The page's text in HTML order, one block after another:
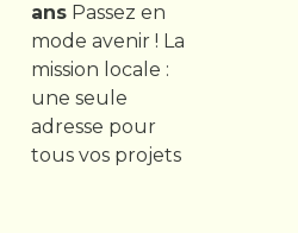
ans Passez en
mode avenir ! La
mission locale :
une seule
adresse pour
tous vos projets